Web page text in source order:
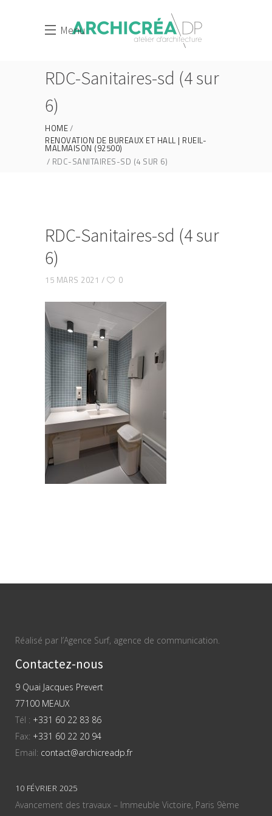
Menu
RDC-Sanitaires-sd (4 sur
6)
HOME
RENOVATION DE BUREAUX ET HALL | RUEIL-
MALMAISON (92500)
RDC-SANITAIRES-SD (4 SUR 6)
RDC-Sanitaires-sd (4 sur
6)
15 MARS 2021 0
Réalisé par l’Agence Surf, agence de communication.
Contactez-nous
9 Quai Jacques Prevert
77100 MEAUX
Tél : +331 60 22 83 86
Fax: +331 60 22 20 94
Email: contact@archicreadp.fr
10 FÉVRIER 2025
Avancement des travaux – Immeuble Victoire, Paris 9ème